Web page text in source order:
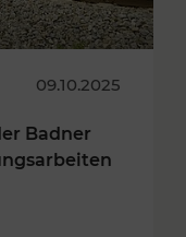
09.10.2025
Badner